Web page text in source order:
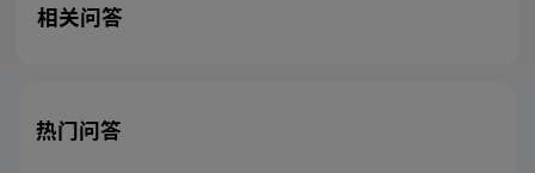
相关问答
热门问答